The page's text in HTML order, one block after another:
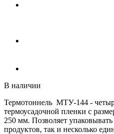
В наличии
Термотоннель МТУ-144 -
термоусадочной пленки с
250 мм. Позволяет
продуктов, так и несколько